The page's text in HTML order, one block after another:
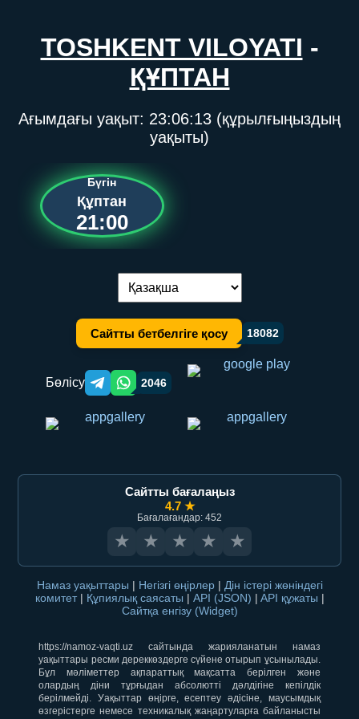
TOSHKENT VILOYATI -
ҚҰПТАН
Ағымдағы уақыт: 23:06:13 (құрылғыңыздың
уақыты)
Бүгін
Құптан
21:00
Тілді ауыстыру:
Сайтты бетбелгіге қосу 18082
Бөлісу Telegram orqali ulashish
WhatsApp orqali ulashish
2046
Сайтты бағалаңыз
4.7 ★
Бағалағандар: 452
★ ★ ★ ★ ★
Намаз уақыттары | Негізгі өңірлер | Дін істері жөніндегі
комитет | Құпиялық саясаты | API (JSON) | API құжаты |
Сайтқа енгізу (Widget)
https://namoz-vaqti.uz сайтында жарияланатын намаз
уақыттары ресми дереккөздерге сүйене отырып ұсынылады.
Бұл мәліметтер ақпараттық мақсатта берілген және
олардың діни тұрғыдан абсолютті дәлдігіне кепілдік
берілмейді. Уақыттар өңірге, есептеу әдісіне, маусымдық
өзгерістерге немесе техникалық жаңартуларға байланысты